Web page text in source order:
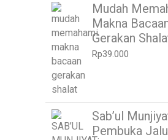
Mudah
Makna
Gerakan
Rp39.000
Sab’ul
Pembuka